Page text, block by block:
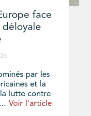
face
déloyale
par les
et la
lutte contre
Voir l'article